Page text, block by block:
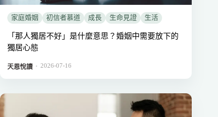
家庭婚姻 初信者慕道 成長 生命見證 生活
「那人獨居不好」是什麼意思？婚姻中需要放下的
獨居心態
天恩悅讀 ． 2026-07-16